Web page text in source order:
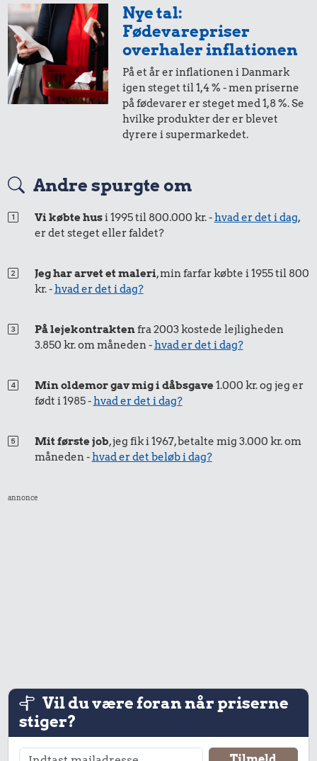
0,54 kr.
1 liter mælk
0,49 kr.
Syltede
rødbeder
0,68 kr.
1,01 kr.
200 g
chokolade
Sko 0,23 kr.
Æble
Nye tal:
Fødevarepriser
overhaler inflationen
På et år er inflationen i Danmark
igen steget til 1,4 % - men priserne
på fødevarer er steget med 1,8 %. Se
hvilke produkter der er blevet
dyrere i supermarkedet.
Andre spurgte om
Vi købte husi 1995 til 800.000 kr. -hvad er det i dag,
er det steget eller faldet?
Jeg har arvet et maleri, min farfar købte i 1955 til 800
kr. -hvad er det i dag?
På lejekontraktenfra 2003 kostede lejligheden
3.850 kr. om måneden -hvad er det i dag?
Min oldemor gav mig i dåbsgave1.000 kr. og jeg er
født i 1985 -hvad er det i dag?
Mit første job, jeg fik i 1967, betalte mig 3.000 kr. om
måneden -hvad er det beløb i dag?
annonce
Vil du være foran når priserne
stiger?